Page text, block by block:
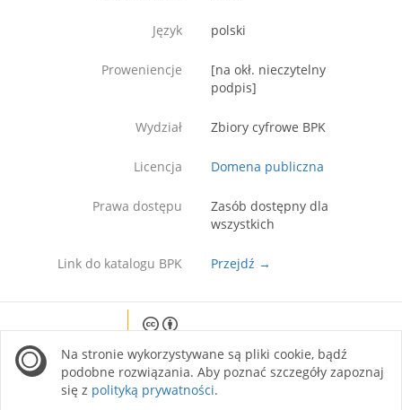
Język polski
Proweniencje
[na okł. nieczytelny
podpis]
Wydział Zbiory cyfrowe BPK
Licencja Domena publiczna
Prawa dostępu
Zasób dostępny dla
wszystkich
Link do katalogu BPK Przejdź →
site is licensed under a Creative Commons
Attribution 4.0 International license.
Na stronie wykorzystywane są pliki cookie, bądź
podobne rozwiązania. Aby poznać szczegóły zapoznaj
się z polityką prywatności.